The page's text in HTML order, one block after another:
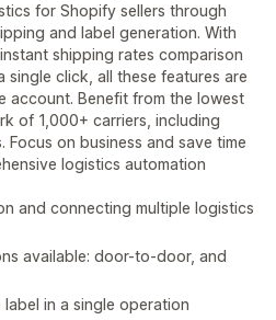
for Shopify sellers through
and label generation. With
shipping rates comparison
single click, all these features are
account. Benefit from the lowest
of 1,000+ carriers, including
on business and save time
logistics automation
and connecting multiple logistics
available: door-to-door, and
in a single operation